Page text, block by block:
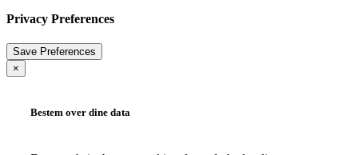
Privacy Preferences
×
Bestem over dine data